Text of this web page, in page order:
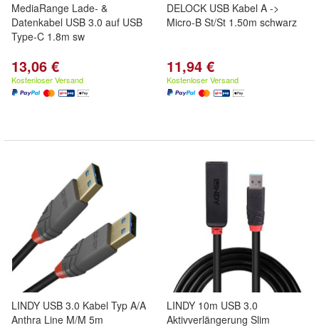
MediaRange Lade- &
Datenkabel USB 3.0 auf USB
Type-C 1.8m sw
13,06 €
Kostenloser Versand
DELOCK USB Kabel A ->
Micro-B St/St 1.50m schwarz
11,94 €
Kostenloser Versand
LINDY USB 3.0 Kabel Typ A/A
Anthra Line M/M 5m
LINDY 10m USB 3.0
Aktivverlängerung Slim